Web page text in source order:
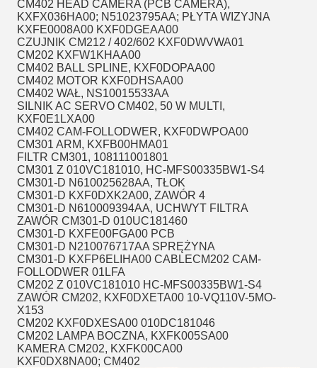
CM402 HEAD CAMERA (PCB CAMERA),
KXFX036HA00; N51023795AA; PŁYTA WIZYJNA
KXFE0008A00 KXF0DGEAA00
CZUJNIK CM212 / 402/602 KXF0DWVWA01
CM202 KXFW1KHAA00
CM402 BALL SPLINE, KXF0DOPAA00
CM402 MOTOR KXF0DHSAA00
CM402 WAŁ, NS10015533AA
SILNIK AC SERVO CM402, 50 W MULTI,
KXF0E1LXA00
CM402 CAM-FOLLODWER, KXF0DWPOA00
CM301 ARM, KXFB00HMA01
FILTR CM301, 108111001801
CM301 Z 010VC181010, HC-MFS00335BW1-S4
CM301-D N610025628AA, TŁOK
CM301-D KXF0DXK2A00, ZAWÓR 4
CM301-D N610009394AA, UCHWYT FILTRA
ZAWÓR CM301-D 010UC181460
CM301-D KXFE00FGA00 PCB
CM301-D N210076717AA SPRĘŻYNA
CM301-D KXFP6ELIHA00 CABLECM202 CAM-
FOLLODWER 01LFA
CM202 Z 010VC181010 HC-MFS00335BW1-S4
ZAWÓR CM202, KXF0DXETA00 10-VQ110V-5MO-
X153
CM202 KXF0DXESA00 010DC181046
CM202 LAMPA BOCZNA, KXFK005SA00
KAMERA CM202, KXFK00CA00
KXF0DX8NA00; CM402